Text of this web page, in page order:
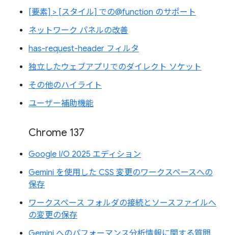
[要素] > [スタイル] での@function のサポート
ネットワーク パネルの改善
has-request-header フィルタ
独立したウェブアプリでのダイレクト ソケット
その他のハイライト
ユーザー補助機能
Chrome 137
Google I/O 2025 エディション
Gemini を使用した CSS 変更のワークスペースへの
保存
ワークスペース フォルダの接続とソースファイルへ
の変更の保存